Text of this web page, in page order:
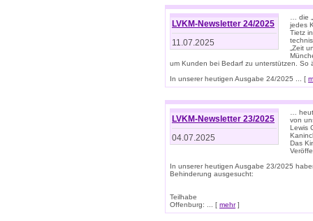
LVKM-Newsletter 24/2025
11.07.2025
… die
jedes
Tietz
„Zeit
um Kunden bei Bedarf zu unterstützen.
In unserer heutigen Ausgabe 24/2025 ... [
LVKM-Newsletter 23/2025
04.07.2025
…
von
Lewis
Das
In unserer heutigen Ausgabe 23/2025
Behinderung ausgesucht:
Teilhabe
Offenburg: ... [ mehr]